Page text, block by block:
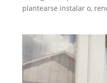
plantearse instalar o,